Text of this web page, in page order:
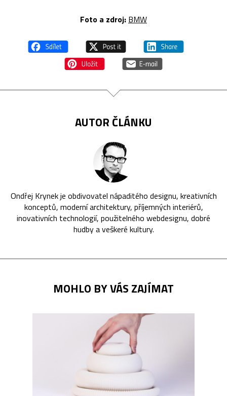
Foto a zdroj: BMW
AUTOR ČLÁNKU
Ondřej Krynek je obdivovatel nápaditého designu, kreativních
konceptů, moderní architektury, příjemných interiérů,
inovativních technologií, použitelného webdesignu, dobré
hudby a veškeré kultury.
MOHLO BY VÁS ZAJÍMAT